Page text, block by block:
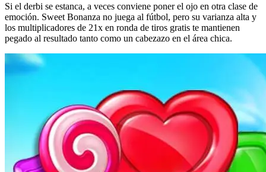
Si el derbi se estanca, a veces conviene poner el ojo en otra clase de
emoción. Sweet Bonanza no juega al fútbol, pero su varianza alta y
los multiplicadores de 21x en ronda de tiros gratis te mantienen
pegado al resultado tanto como un cabezazo en el área chica.